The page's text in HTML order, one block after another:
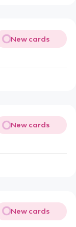
New cards
New cards
New cards